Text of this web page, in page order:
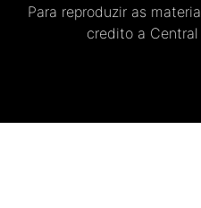
Para reproduzir as
credito a